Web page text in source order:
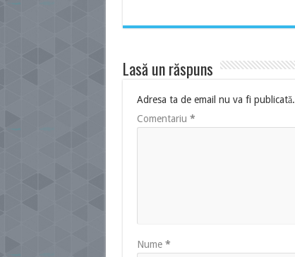
Lasă un răspuns
Adresa ta de email nu va fi publicată.
Comentariu *
Nume *